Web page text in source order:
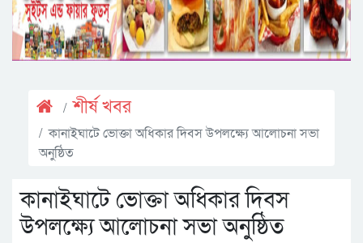
শীর্ষ খবর
কানাইঘাটে ভোক্তা অধিকার দিবস উপলক্ষ্যে আলোচনা সভা
অনুষ্ঠিত
কানাইঘাটে ভোক্তা অধিকার দিবস
উপলক্ষ্যে আলোচনা সভা অনুষ্ঠিত